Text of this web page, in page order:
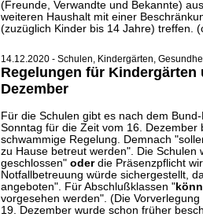
(Freunde, Verwandte und Bekannte)
weiteren Haushalt mit einer
(zuzüglich Kinder bis 14 Jahre) treffen.
14.12.2020 - Schulen, Kindergärten,
Regelungen für Kindergärten
Dezember
Für die Schulen gibt es nach dem
Sonntag für die Zeit vom 16. Dezember
schwammige Regelung. Demnach
zu Hause betreut werden". Die Schulen
geschlossen" oderdie Präsenzpflicht
Notfallbetreuung würde sichergestellt,
angeboten". Für Abschlußklassen "
vorgesehen werden". (Die
19. Dezember wurde schon früher